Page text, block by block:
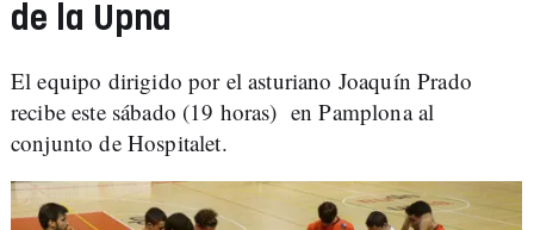
de la Upna
El equipo dirigido por el asturiano Joaquín Prado
recibe este sábado (19 horas) en Pamplona al
conjunto de Hospitalet.